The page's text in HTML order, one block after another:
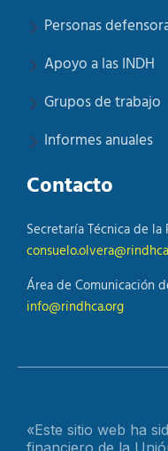
Personas
Apoyo a las INDH
Grupos de trabajo
Informes anuales
Contacto
Secretaría Técnica de la
Área de Comunicación
info@rindhca.org
«Este sitio web ha